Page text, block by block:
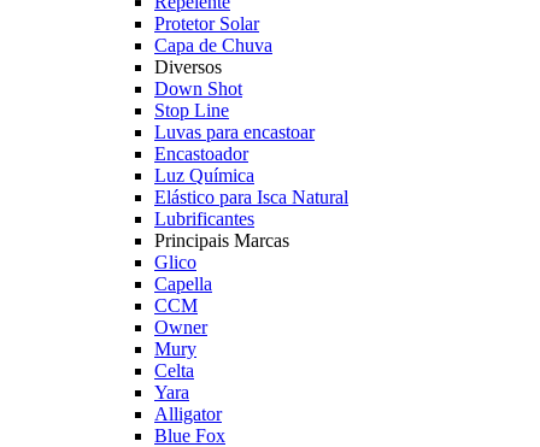
Protetor Solar
Capa de Chuva
Diversos
Down Shot
Stop Line
Luvas para encastoar
Encastoador
Luz Química
Elástico para Isca Natural
Lubrificantes
Principais Marcas
Glico
Capella
CCM
Owner
Mury
Celta
Yara
Alligator
Blue Fox